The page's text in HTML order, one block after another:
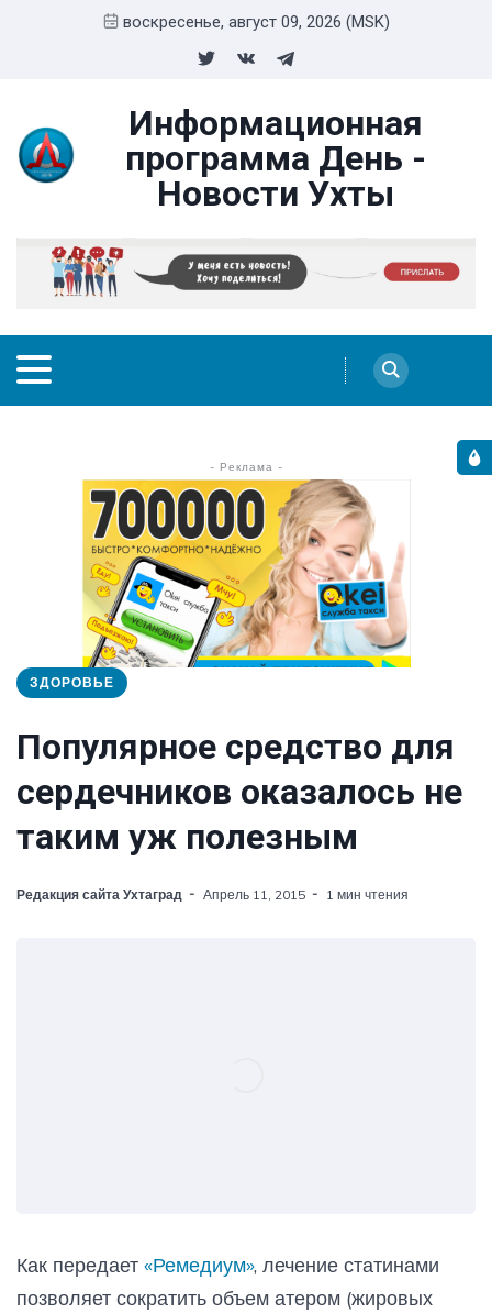
воскресенье, август 09, 2026 (MSK)
Информационная
программа День -
Новости Ухты
- Реклама -
ЗДОРОВЬЕ
Популярное средство для
сердечников оказалось не
таким уж полезным
Редакция сайта Ухтаград Апрель 11, 2015 1 мин чтения
Как передает «Ремедиум», лечение статинами
позволяет сократить объем атером (жировых